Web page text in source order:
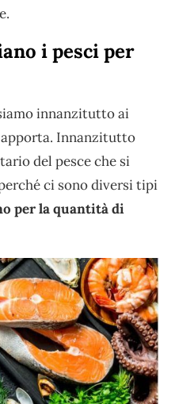
i pesci per
innanzitutto ai
Innanzitutto
del pesce che si
ci sono diversi tipi
per la quantità di